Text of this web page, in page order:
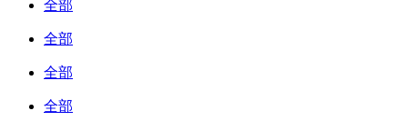
全部
全部
全部
全部